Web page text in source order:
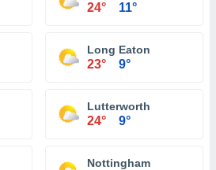
24° 11°
Long Eaton
23° 9°
Lutterworth
24° 9°
Nottingham